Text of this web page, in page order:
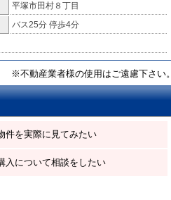
平塚市田村８丁目
バス25分 停歩4分
※不動産業者様の使用はご遠慮下さい。
件を実際に見てみたい
入について相談をしたい